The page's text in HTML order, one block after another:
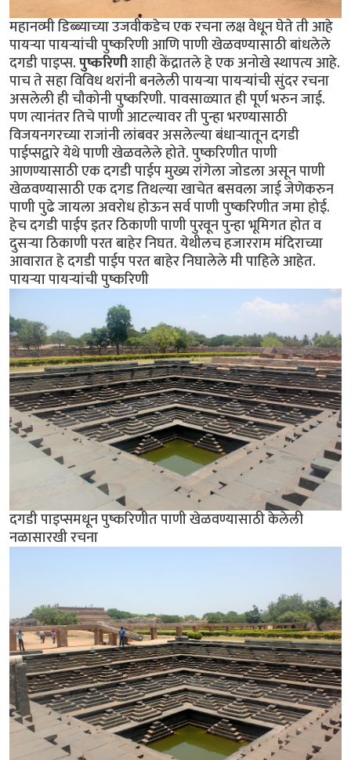
महानव्मी डिब्ब्याच्या उजवीकडेच एक रचना लक्ष वेधून घेते ती आहे
पायर्‍या पायर्‍यांची पुष्करिणी आणि पाणी खेळवण्यासाठी बांधलेले
दगडी पाइप्स.पुष्करिणीशाही केंद्रातले हे एक अनोखे स्थापत्य आहे.
पाच ते सहा विविध थरांनी बनलेली पायर्‍या पायर्‍यांची सुंदर रचना
असलेली ही चौकोनी पुष्करिणी. पावसाळ्यात ही पूर्ण भरुन जाई.
पण त्यानंतर तिचे पाणी आटल्यावर ती पुन्हा भरण्यासाठी
विजयनगरच्या राजांनी लांबवर असलेल्या बंधार्‍यातून दगडी
पाईप्सद्वारे येथे पाणी खेळवलेले होते. पुष्करिणीत पाणी
आणण्यासाठी एक दगडी पाईप मुख्य रांगेला जोडला असून पाणी
खेळवण्यासाठी एक दगड तिथल्या खाचेत बसवला जाई जेणेकरुन
पाणी पुढे जायला अवरोध होऊन सर्व पाणी पुष्करिणीत जमा होई.
हेच दगडी पाईप इतर ठिकाणी पाणी पुरवून पुन्हा भूमिगत होत व
दुसर्‍या ठिकाणी परत बाहेर निघत. येथीलच हजारराम मंदिराच्या
आवारात हे दगडी पाईप परत बाहेर निघालेले मी पाहिले आहेत.
पायर्‍या पायर्‍यांची पुष्करिणी
दगडी पाइप्समधून पुष्करिणीत पाणी खेळवण्यासाठी केलेली
नळासारखी रचना